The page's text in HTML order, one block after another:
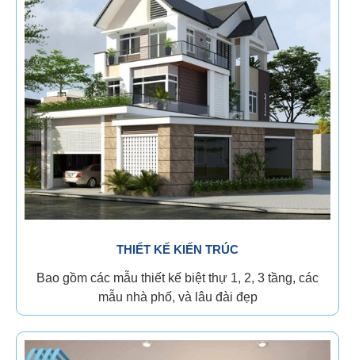
THIẾT KẾ KIẾN TRÚC
Bao gồm các mẫu thiết kế biệt thự 1, 2, 3 tầng, các
mẫu nhà phố, và lâu đài đẹp